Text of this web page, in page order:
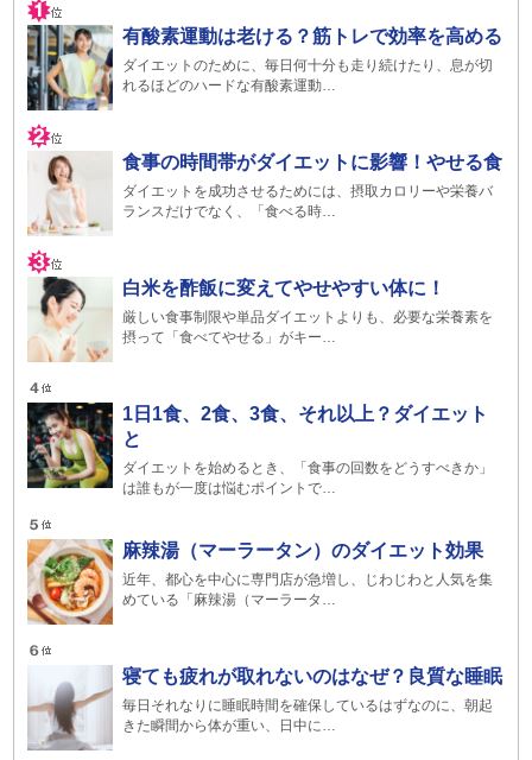
有酸素運動は老ける？筋トレで効率を高める
ダイエットのために、毎日何十分も走り続けたり、息が切
れるほどのハードな有酸素運動…
食事の時間帯がダイエットに影響！やせる食
ダイエットを成功させるためには、摂取カロリーや栄養バ
ランスだけでなく、「食べる時…
白米を酢飯に変えてやせやすい体に！
厳しい食事制限や単品ダイエットよりも、必要な栄養素を
摂って「食べてやせる」がキー…
1日1食、2食、3食、それ以上？ダイエット
と
ダイエットを始めるとき、「食事の回数をどうすべきか」
は誰もが一度は悩むポイントで…
麻辣湯（マーラータン）のダイエット効果
近年、都心を中心に専門店が急増し、じわじわと人気を集
めている「麻辣湯（マーラータ…
寝ても疲れが取れないのはなぜ？良質な睡眠
毎日それなりに睡眠時間を確保しているはずなのに、朝起
きた瞬間から体が重い、日中に…